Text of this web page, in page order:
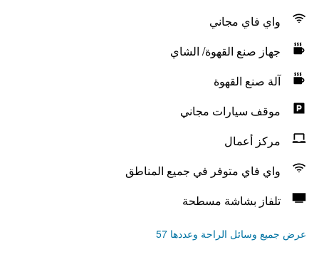
واي فاي مجاني
جهاز صنع القهوة/ الشاي
آلة صنع القهوة
موقف سيارات مجاني
مركز أعمال
واي فاي متوفر في جميع المناطق
تلفاز بشاشة مسطحة
عرض جميع وسائل الراحة وعددها 57